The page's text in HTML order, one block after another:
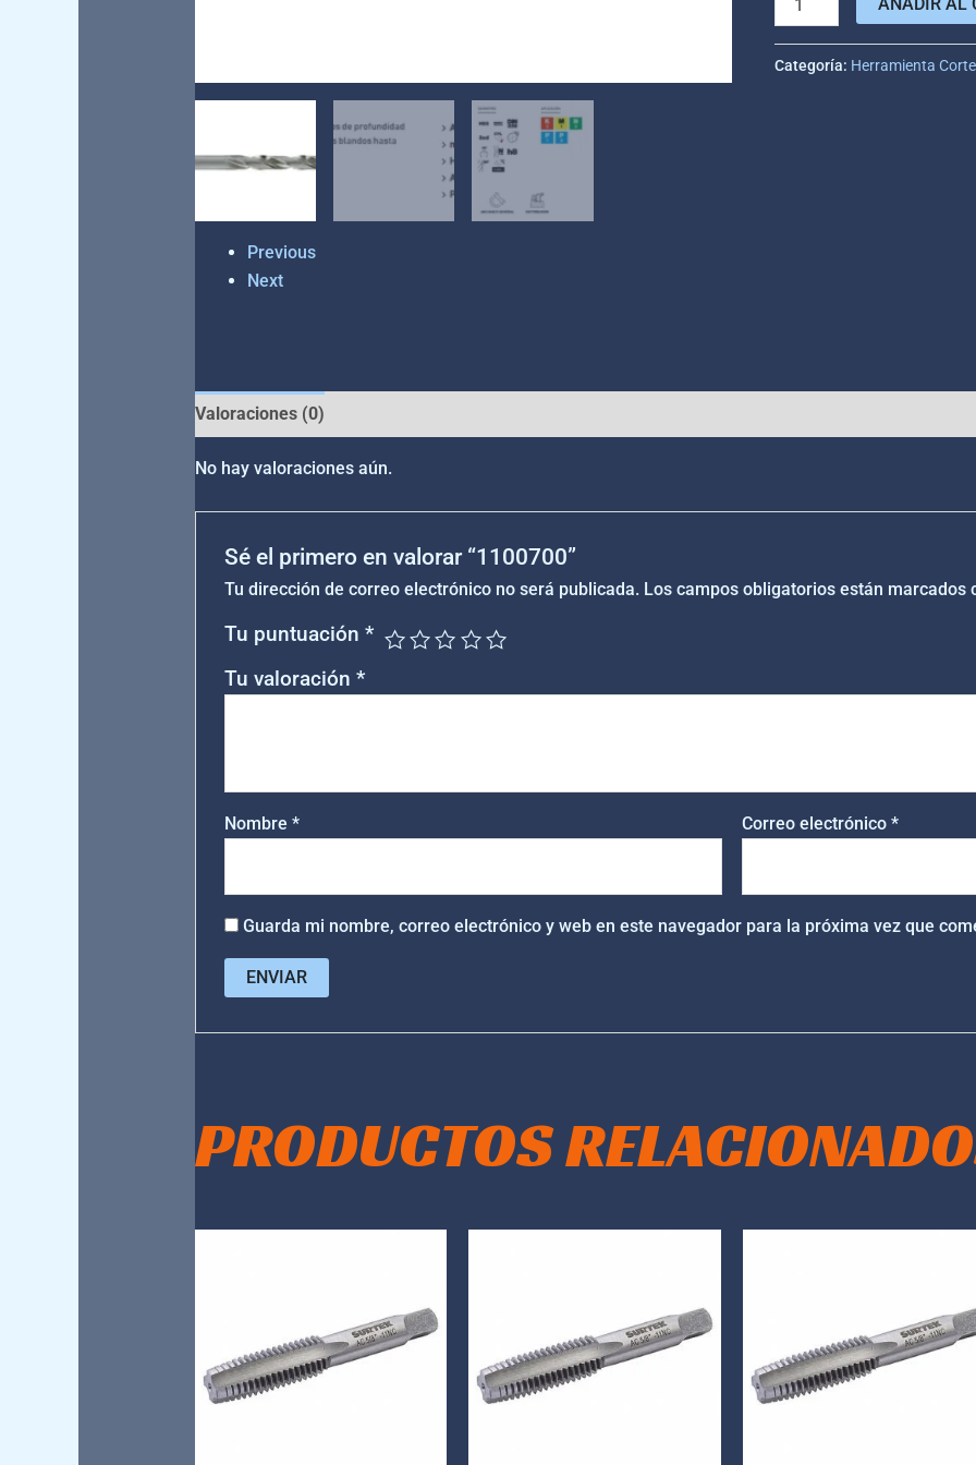
Previous
Next
Categoría: Herramienta Corte
Valoraciones (0)
No hay valoraciones aún.
Sé el primero en valorar “1100700”
Tu dirección de correo electrónico no será publicada. Los campos obligatorios están marcados
Tu puntuación*
Tu valoración*
Nombre* Correo electrónico*
Guarda mi nombre, correo electrónico y web en este navegador para la próxima vez que
PRODUCTOS